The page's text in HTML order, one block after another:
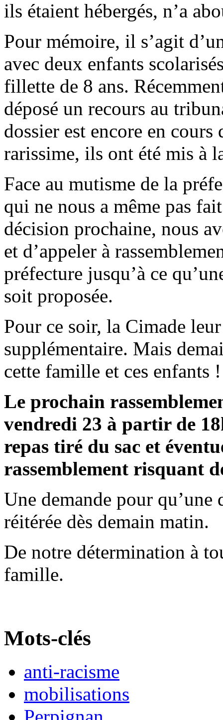
ils étaient hébergés, n’a
Pour mémoire, il s’agit
avec deux enfants
fillette de 8 ans.
déposé un recours au
dossier est encore en
rarissime, ils ont été mis à
Face au mutisme de la
qui ne nous a même pas
décision prochaine, nous
et d’appeler à
préfecture jusqu’à ce
soit proposée.
Pour ce soir, la Cimade
supplémentaire. Mais
cette famille et ces enfants !
Le prochain
vendredi 23 à partir de
repas tiré du sac et
rassemblement risquant
Une demande pour
réitérée dès demain matin.
De notre détermination à
famille.
Mots-clés
anti-racisme
mobilisations